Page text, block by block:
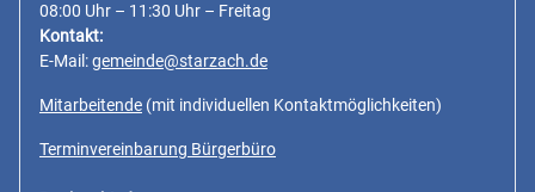
08:00 Uhr – 11:30 Uhr – Freitag
Kontakt:
E-Mail:gemeinde@starzach.de
Mitarbeitende (mit individuellen Kontaktmöglichkeiten)
Terminvereinbarung Bürgerbüro